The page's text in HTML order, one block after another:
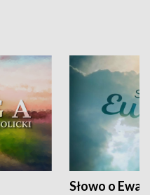
Słowo o